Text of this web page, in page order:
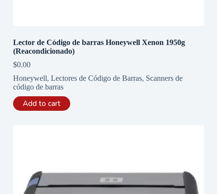
Lector de Código de barras Honeywell Xenon 1950g
(Reacondicionado)
$0.00
Honeywell, Lectores de Código de Barras, Scanners de
código de barras
Add to cart